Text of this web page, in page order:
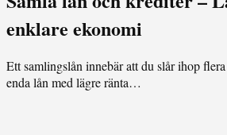
enklare ekonomi
Ett samlingslån innebär att du slår ihop
enda lån med lägre ränta…